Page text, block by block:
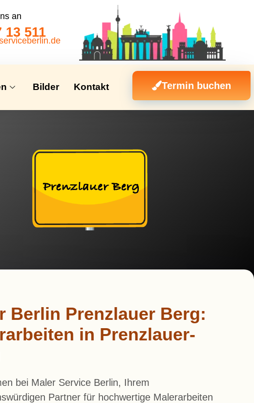
an
13 511
Bilder Kontakt Termin buchen
Berlin Prenzlauer Berg:
in Prenzlauer-
bei Maler Service Berlin, Ihrem
Partner für hochwertige Malerarbeiten